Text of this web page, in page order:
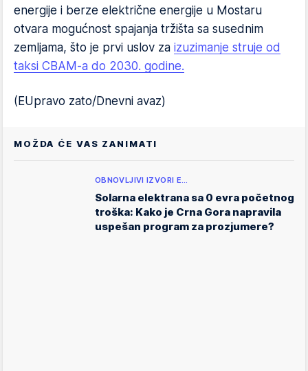
energije i berze električne energije u Mostaru
otvara mogućnost spajanja tržišta sa susednim
zemljama, što je prvi uslov za izuzimanje struje od
taksi CBAM-a do 2030. godine.
(EUpravo zato/Dnevni avaz)
MOŽDA ĆE VAS ZANIMATI
OBNOVLJIVI IZVORI E…
Solarna elektrana sa 0 evra početnog
troška: Kako je Crna Gora napravila
uspešan program za prozjumere?